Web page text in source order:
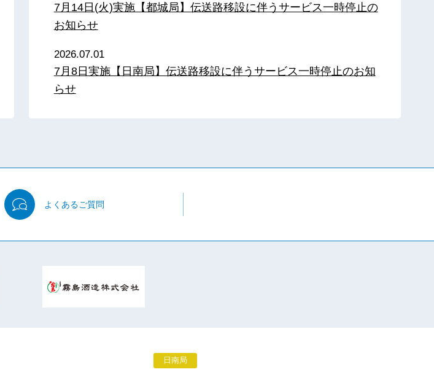
7月14日(火)実施【都城局】伝送路移設に伴うサービス一時停止の
お知らせ
2026.07.01
7月8日実施【日南局】伝送路移設に伴うサービス一時停止のお知
らせ
よくあるご質問
日南局